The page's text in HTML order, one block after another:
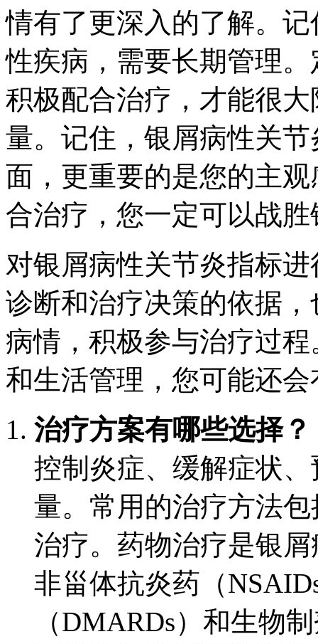
情有了更深入的了解。
性疾病，需要长期管理
积极配合治疗，才能很
量。记住，银屑病性关
面，更重要的是您的主
合治疗，您一定可以战
对银屑病性关节炎指标
诊断和治疗决策的依据
病情，积极参与治疗过
和生活管理，您可能还
治疗方案有哪些选择？
控制炎症、缓解症状
量。常用的治疗方法
治疗。药物治疗是银
非甾体抗炎药（
（DMARDs）和生物